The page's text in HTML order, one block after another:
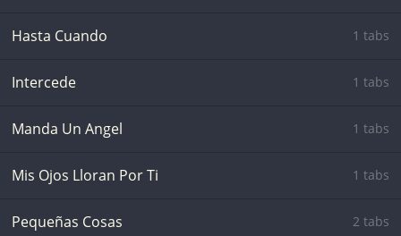
Hasta Cuando 1 tabs
Intercede 1 tabs
Manda Un Angel 1 tabs
Mis Ojos Lloran Por Ti 1 tabs
Pequeñas Cosas 2 tabs